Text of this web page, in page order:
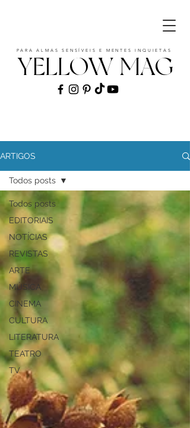
YELLOW MAG
PARA ALMAS SENSÍVEIS E MENTES INQUIETAS
ARTIGOS
Todos posts
EDITORIAIS
NOTÍCIAS
REVISTAS
ARTE
MÚSICA
CINEMA
CULTURA
LITERATURA
TEATRO
TV
Todos posts